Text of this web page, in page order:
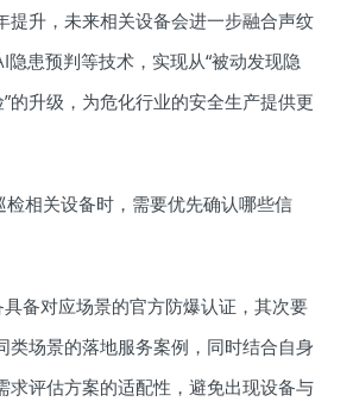
提升，未来相关设备会进一步融合声纹
隐患预判等技术，实现从“被动发现隐
”的升级，为危化行业的安全生产提供更
检相关设备时，需要优先确认哪些信
备对应场景的官方防爆认证，其次要
类场景的落地服务案例，同时结合自身
求评估方案的适配性，避免出现设备与